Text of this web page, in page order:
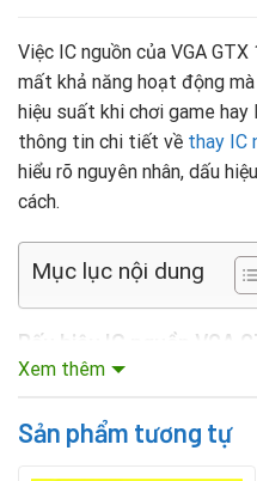
Việc IC nguồn của VGA
mất khả năng hoạt động
hiệu suất khi chơi game
thông tin chi tiết về thay IC
hiểu rõ nguyên nhân, dấu
cách.
Mục lục nội dung
Dấu hiệu IC nguồn VGA
Máy tính bật nhưng không
Xem thêm
Sản phẩm tương tự